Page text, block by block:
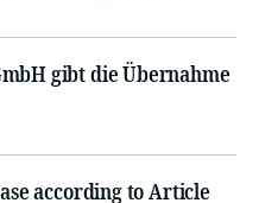
gibt die Übernahme
according to Article